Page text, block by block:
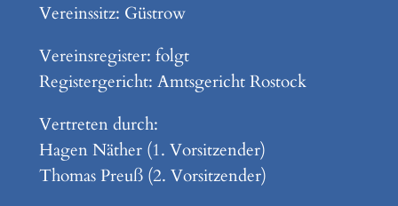
Vereinssitz: Güstrow
Vereinsregister: folgt
Registergericht: Amtsgericht Rostock
Vertreten durch:
Hagen Näther (1. Vorsitzender)
Thomas Preuß (2. Vorsitzender)